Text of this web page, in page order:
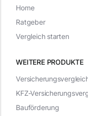
WEITERE PRODUKTE
KFZ-
Bauförderung
Home
Ratgeber
Vergleich starten